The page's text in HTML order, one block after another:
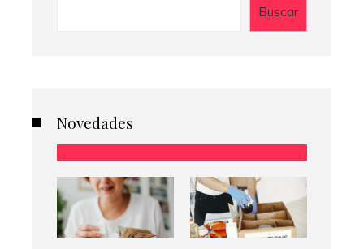
Buscar
Novedades